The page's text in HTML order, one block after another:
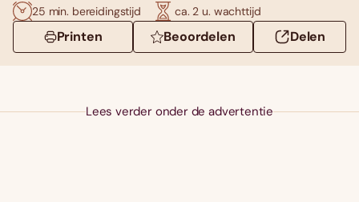
25 min. bereidingstijd ca. 2 u. wachttijd
Printen Beoordelen Delen
Lees verder onder de advertentie